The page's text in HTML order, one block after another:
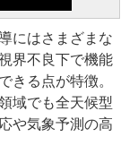
にはさまざまな
界不良下で機能
きる点が特徴。
域でも全天候型
や気象予測の高